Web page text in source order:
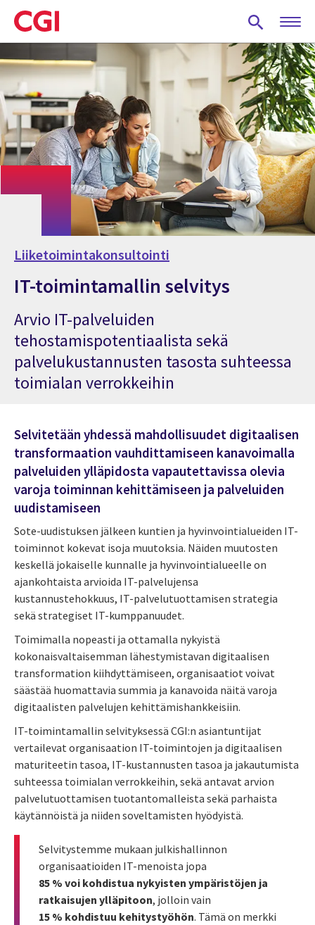
Skip
to
main
content
Liiketoimintakonsultointi
IT-toimintamallin selvitys
Arvio IT-palveluiden
tehostamispotentiaalista sekä
palvelukustannusten tasosta suhteessa
toimialan verrokkeihin
Selvitetään yhdessä mahdollisuudet digitaalisen
transformaation vauhdittamiseen kanavoimalla
palveluiden ylläpidosta vapautettavissa olevia
varoja toiminnan kehittämiseen ja palveluiden
uudistamiseen
Sote-uudistuksen jälkeen kuntien ja hyvinvointialueiden IT-
toiminnot kokevat isoja muutoksia. Näiden muutosten
keskellä jokaiselle kunnalle ja hyvinvointialueelle on
ajankohtaista arvioida IT-palvelujensa
kustannustehokkuus, IT-palvelutuottamisen strategia
sekä strategiset IT-kumppanuudet.
Toimimalla nopeasti ja ottamalla nykyistä
kokonaisvaltaisemman lähestymistavan digitaalisen
transformation kiihdyttämiseen, organisaatiot voivat
säästää huomattavia summia ja kanavoida näitä varoja
digitaalisten palvelujen kehittämishankkeisiin.
IT-toimintamallin selvityksessä CGI:n asiantuntijat
vertailevat organisaation IT-toimintojen ja digitaalisen
maturiteetin tasoa, IT-kustannusten tasoa ja jakautumista
suhteessa toimialan verrokkeihin, sekä antavat arvion
palvelutuottamisen tuotantomalleista sekä parhaista
käytännöistä ja niiden soveltamisten hyödyistä.
Selvitystemme mukaan julkishallinnon
organisaatioiden IT-menoista jopa
85 % voi kohdistua nykyisten ympäristöjen ja
ratkaisujen ylläpitoon, jolloin vain
15 % kohdistuu kehitystyöhön. Tämä on merkki